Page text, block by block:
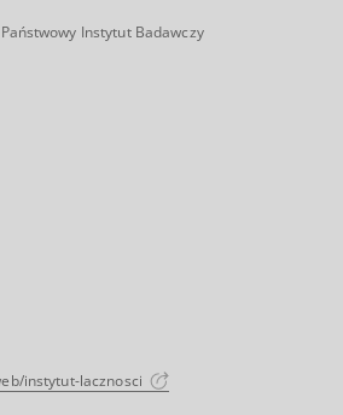
Instytut Badawczy
instytut-lacznosci